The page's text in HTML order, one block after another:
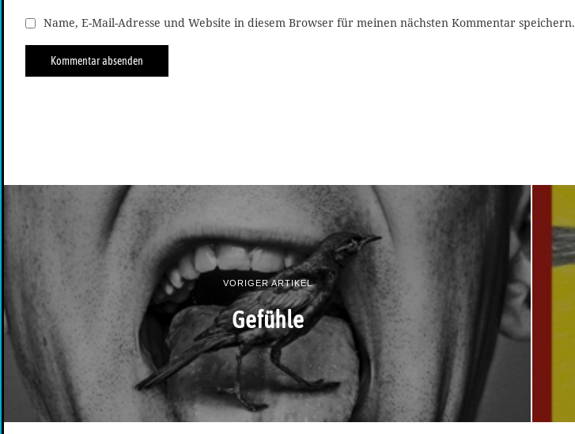
Name, E-Mail-Adresse und Website in diesem Browser für meinen nächsten Kommentar speichern.
VORIGER ARTIKEL
Gefühle